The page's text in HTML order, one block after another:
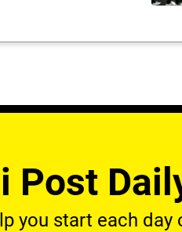
Post
you start each day